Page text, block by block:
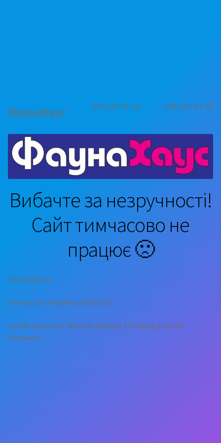
ФаунаХаус 044-229-00-23 044-221-63-35
Вибачте за незручності!
Сайт тимчасово не
працює 🙁
Наші адреси
м.Київ, вул. Жилянська 82/20 Б
м.Київ проспект Миколи Бажана 1П (вихід з метро
Позняки)